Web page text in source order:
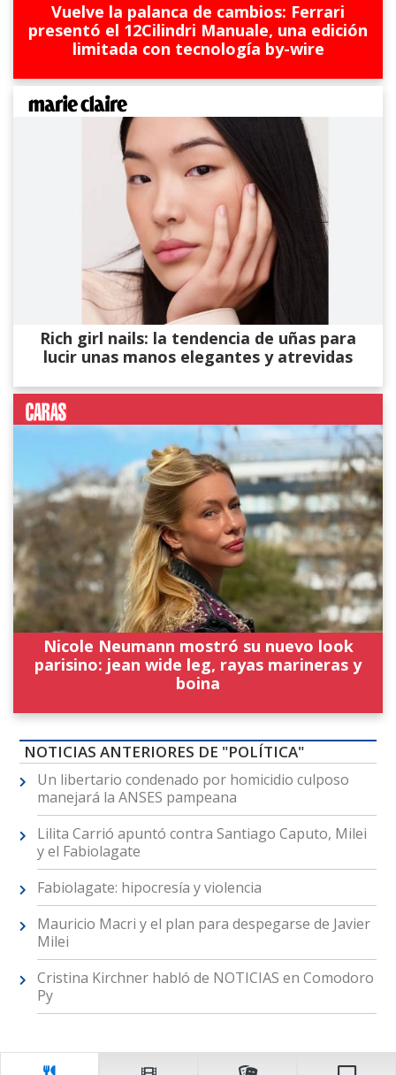
Vuelve la palanca de cambios: Ferrari
presentó el 12Cilindri Manuale, una edición
limitada con tecnología by-wire
Rich girl nails: la tendencia de uñas para
lucir unas manos elegantes y atrevidas
Nicole Neumann mostró su nuevo look
parisino: jean wide leg, rayas marineras y
boina
NOTICIAS ANTERIORES DE "POLÍTICA"
Un libertario condenado por homicidio culposo
manejará la ANSES pampeana
Lilita Carrió apuntó contra Santiago Caputo, Milei
y el Fabiolagate
Fabiolagate: hipocresía y violencia
Mauricio Macri y el plan para despegarse de Javier
Milei
Cristina Kirchner habló de NOTICIAS en Comodoro
Py